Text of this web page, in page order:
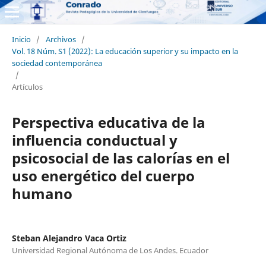
Inicio / Archivos /
Vol. 18 Núm. S1 (2022): La educación superior y su impacto en la
sociedad contemporánea
/
Artículos
Perspectiva educativa de la
influencia conductual y
psicosocial de las calorías en el
uso energético del cuerpo
humano
Steban Alejandro Vaca Ortiz
Universidad Regional Autónoma de Los Andes. Ecuador